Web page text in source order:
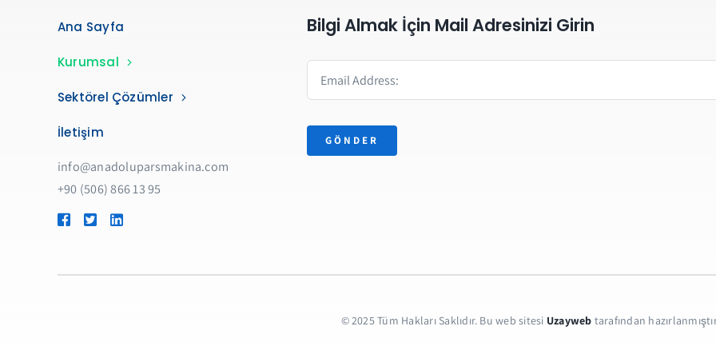
Ana Sayfa
Kurumsal
Sektörel Çözümler
İletişim
info@anadoluparsmakina.com
+90 (506) 866 13 95
Bilgi Almak İçin Mail Adresinizi Girin
GÖNDER
© 2025 Tüm Hakları Saklıdır. Bu web sitesi Uzayweb tarafından